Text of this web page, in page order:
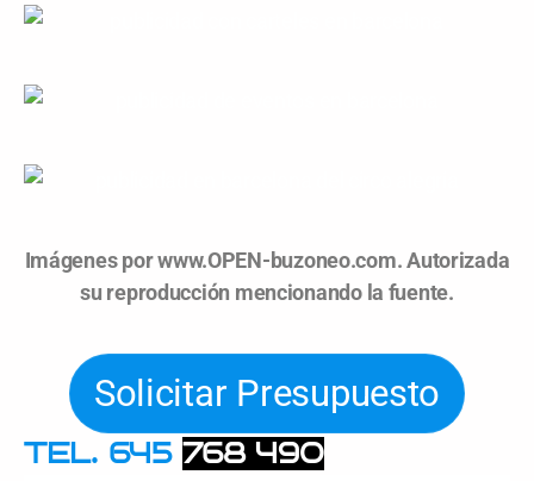
Imágenes por www.OPEN-buzoneo.com. Autorizada
su reproducción mencionando la fuente.
Solicitar Presupuesto
TEL. 645 768 490